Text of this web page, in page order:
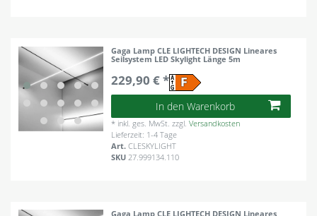
Gaga Lamp CLE LIGHTECH DESIGN Lineares
Seilsystem LED Skylight Länge 5m
229,90 € *
In den Warenkorb
* inkl. ges. MwSt. zzgl.Versandkosten
Lieferzeit: 1-4 Tage
Art.CLESKYLIGHT
SKU 27.999134.110
Gaga Lamp CLE LIGHTECH DESIGN Lineares